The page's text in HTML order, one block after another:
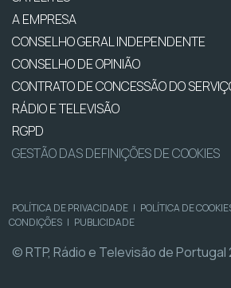
A EMPRESA
CONSELHO GERAL INDEPENDENTE
CONSELHO DE OPINIÃO
CONTRATO DE CONCESSÃO DO
RÁDIO E TELEVISÃO
RGPD
GESTÃO DAS DEFINIÇÕES DE COOKIES
POLÍTICA DE PRIVACIDADE | POLÍTICA DE
CONDIÇÕES | PUBLICIDADE
© RTP, Rádio e Televisão de Portugal